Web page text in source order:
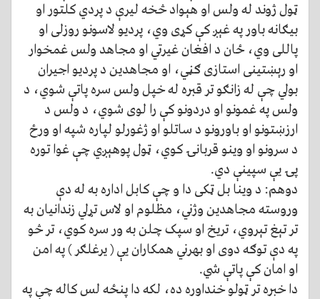
ټول ژوند له ولس او هېواد څخه لیرې د پردي کلتور او
بیګانه باور په غېږ کې کړی وي، پردیو لاسونو روزلی او
پاللی وي، ځان د افغان غیرتي او مجاهد ولس غمخوار
او رېښتینی استازی ګڼي، او مجاهدین د پردیو اجیران
بولي چې له زانګو تر قبره له خپل ولس سره پاتې شوي، د
ولس په غمونو او دردونو کې را لوی شوي، د ولس د
ارزښتونو او باورونو د ساتلو او ژغورلو لپاره شپه او ورځ
د سرونو او وینو قربانۍ کوي، ټول پوهېږي چې غوا توره
پۍ یې سپینې دي.
دوهم: د وینا بل ټکی دا و چې کابل اداره به له دې
وروسته مجاهدین وژني، مظلوم او لاس تړلي زندانیان به
تر تېغ تېروي، تریخ او سپک چلن به ور سره کوي، تر څو
په دې توګه دوی او بهرني همکاران یې ( یرغلګر ) په امن
او امان کې پاتې شي.
دا خبره تر ټولو خنداوره ده، لکه دا پنځه لس کاله چې په